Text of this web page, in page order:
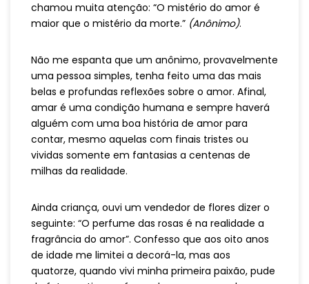
chamou muita atenção: “O mistério do amor é
maior que o mistério da morte.” (Anônimo).
Não me espanta que um anônimo, provavelmente
uma pessoa simples, tenha feito uma das mais
belas e profundas reflexões sobre o amor. Afinal,
amar é uma condição humana e sempre haverá
alguém com uma boa história de amor para
contar, mesmo aquelas com finais tristes ou
vividas somente em fantasias a centenas de
milhas da realidade.
Ainda criança, ouvi um vendedor de flores dizer o
seguinte: “O perfume das rosas é na realidade a
fragrância do amor”. Confesso que aos oito anos
de idade me limitei a decorá-la, mas aos
quatorze, quando vivi minha primeira paixão, pude